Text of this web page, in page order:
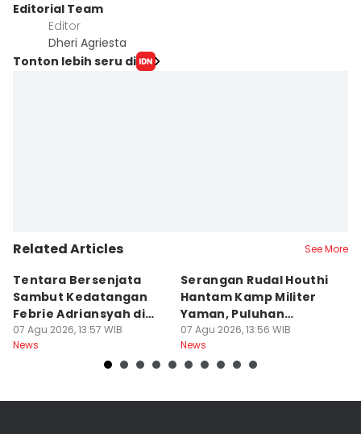
Editorial Team
Editor
Dheri Agriesta
Tonton lebih seru di
Related Articles See More
Tentara Bersenjata
Sambut Kedatangan
Febrie Adriansyah di
Kejagung
07 Agu 2026, 13:57 WIB
News
Serangan Rudal Houthi
Hantam Kamp Militer
Yaman, Puluhan
Tentara Tewas
07 Agu 2026, 13:56 WIB
News